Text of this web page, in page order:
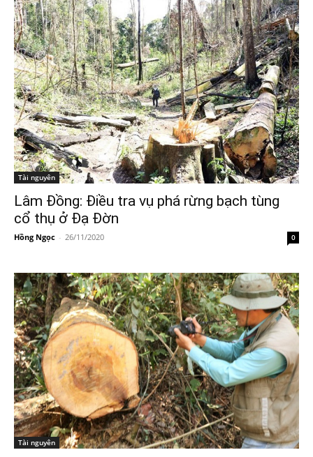
Tài nguyên
Lâm Đồng: Điều tra vụ phá rừng bạch tùng
cổ thụ ở Đạ Đờn
Hồng Ngọc - 26/11/2020 0
Tài nguyên